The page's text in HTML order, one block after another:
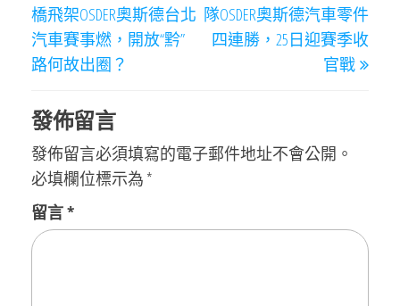
導
覽
橋飛架OSDER奧斯德台北
汽車賽事燃，開放“黔”
路何故出圈？
隊OSDER奧斯德汽車零件
四連勝，25日迎賽季收
官戰
發佈留言
發佈留言必須填寫的電子郵件地址不會公開。
必填欄位標示為 *
留言*